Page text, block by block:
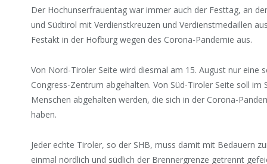
Der Hochunserfrauentag war immer auch der Festtag, an
und Südtirol mit Verdienstkreuzen und Verdienstmedaillen
Festakt in der Hofburg wegen des Corona-Pandemie aus.
Von Nord-Tiroler Seite wird diesmal am 15. August nur eine
Congress-Zentrum abgehalten. Von Süd-Tiroler Seite soll im
Menschen abgehalten werden, die sich in der Corona-
haben.
Jeder echte Tiroler, so der SHB, muss damit mit Bedauern
einmal nördlich und südlich der Brennergrenze getrennt